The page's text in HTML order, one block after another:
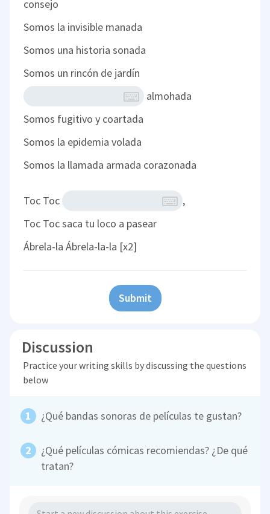
consejo
Somos la invisible manada
Somos una historia sonada
Somos un rincón de jardín
almohada
Somos fugitivo y coartada
Somos la epidemia volada
Somos la llamada armada corazonada
Toc Toc
,
Toc Toc saca tu loco a pasear
Ábrela-la Ábrela-la-la [x2]
Submit
Discussion
Practice your writing skills by discussing the questions
below
¿Qué bandas sonoras de películas te gustan?
¿Qué películas cómicas recomiendas? ¿De qué
tratan?